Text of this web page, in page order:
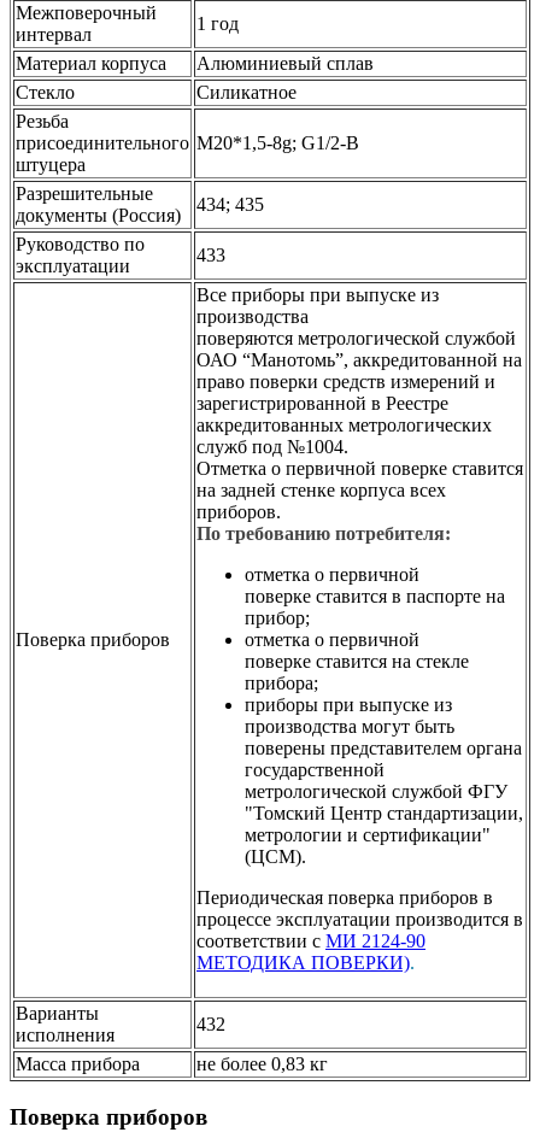
Межповерочный
интервал
1 год
Материал корпуса
Алюминиевый сплав
Стекло
Силикатное
Резьба
присоединительного
штуцера
М20*1,5-8g; G1/2-B
Разрешительные
документы (Россия)
434; 435
Руководство по
эксплуатации
433
Поверка приборов
Все приборы при выпуске из
производства
поверяются метрологической службой
ОАО “Манотомь”, аккредитованной на
право поверки средств измерений и
зарегистрированной в Реестре
аккредитованных метрологических
служб под №1004.
Отметка о первичной поверке ставится
на задней стенке корпуса всех
приборов.
По требованию потребителя:
отметка о первичной
поверке ставится в паспорте на
прибор;
отметка о первичной
поверке ставится на стекле
прибора;
приборы при выпуске из
производства могут быть
поверены представителем органа
государственной
метрологической службой ФГУ
"Томский Центр стандартизации,
метрологии и сертификации"
(ЦСМ).
Периодическая поверка приборов в
процессе эксплуатации производится в
соответствии c МИ 2124-90
МЕТОДИКА ПОВЕРКИ).
Варианты
исполнения
432
Масса прибора
не более 0,83 кг
Поверка приборов